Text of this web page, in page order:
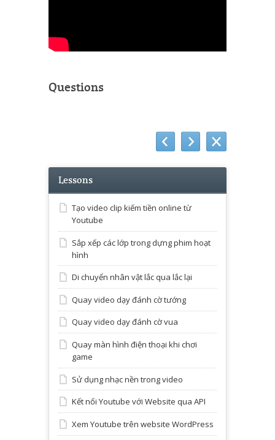
Questions
Lessons
Tạo video clip kiếm tiền online từ
Youtube
Sắp xếp các lớp trong dựng phim hoạt
hình
Di chuyển nhân vật lắc qua lắc lại
Quay video dạy đánh cờ tướng
Quay video dạy đánh cờ vua
Quay màn hình điện thoại khi chơi
game
Sử dụng nhạc nền trong video
Kết nối Youtube với Website qua API
Xem Youtube trên website WordPress